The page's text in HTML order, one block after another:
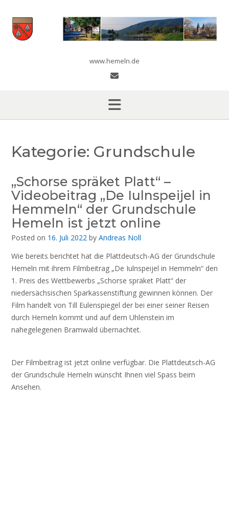
content
www.hemeln.de
Kategorie: Grundschule
„Schorse spräket Platt“ –
Videobeitrag „De Iulnspeijel in
Hemmeln“ der Grundschule
Hemeln ist jetzt online
Posted on 16. Juli 2022 by Andreas Noll
Wie bereits berichtet hat die Plattdeutsch-AG der Grundschule
Hemeln mit ihrem Filmbeitrag „De Iulnspeijel in Hemmeln“ den
1. Preis des Wettbewerbs „Schorse spräket Platt“ der
niedersächsischen Sparkassenstiftung gewinnen können. Der
Film handelt von Till Eulenspiegel der bei einer seiner Reisen
durch Hemeln kommt und auf dem Uhlenstein im
nahegelegenen Bramwald übernachtet.
Der Filmbeitrag ist jetzt online verfügbar. Die Plattdeutsch-AG
der Grundschule Hemeln wünscht Ihnen viel Spass beim
Ansehen.